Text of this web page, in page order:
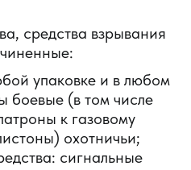
средства взрывания
упаковке и в любом
боевые (в том числе
к газовому
охотничьи;
сигнальные